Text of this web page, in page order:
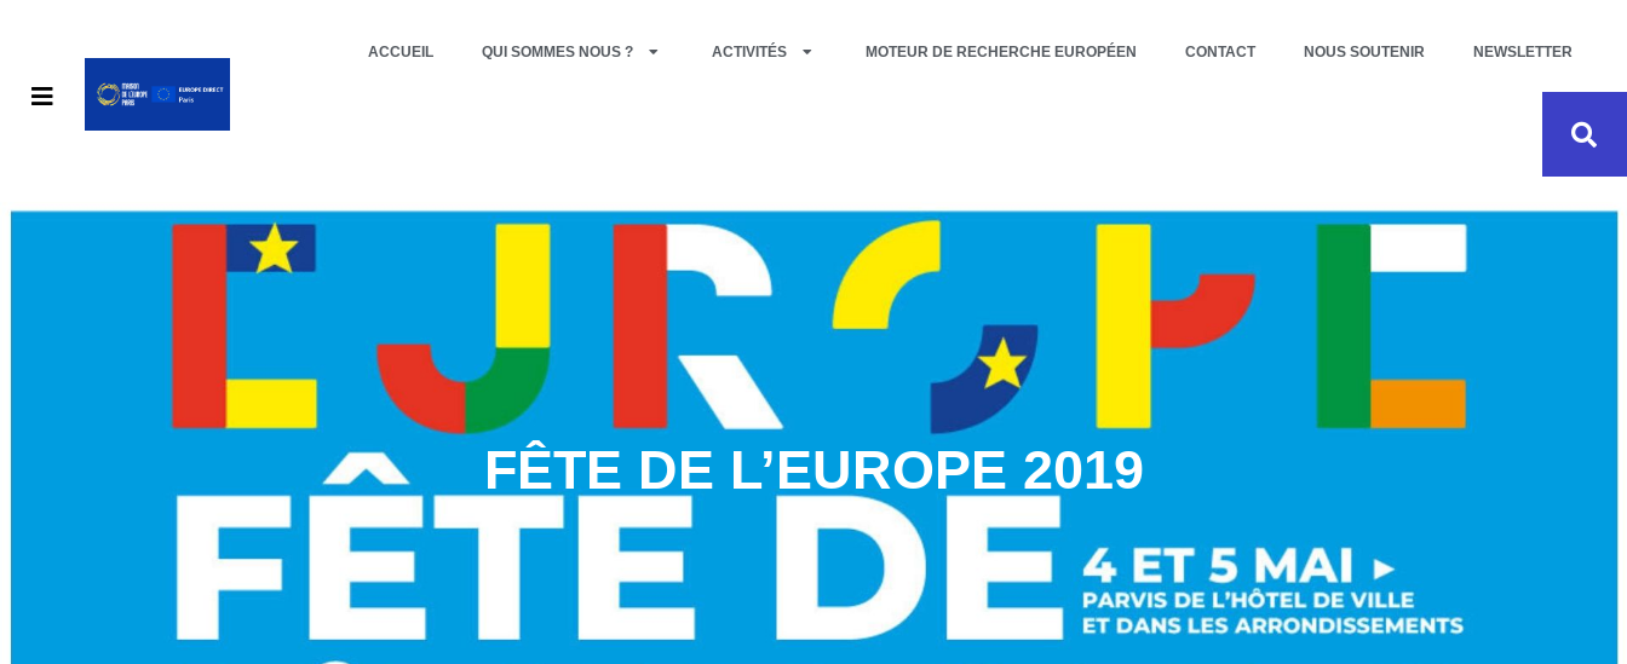
ACCUEIL QUI SOMMES NOUS ? ACTIVITÉS MOTEUR DE RECHERCHE EUROPÉEN CONTACT NOUS SOUTENIR NEWSLETTER
FÊTE DE L’EUROPE 2019